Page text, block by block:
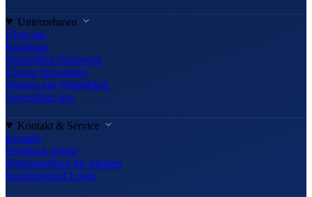
Unternehmen
Über uns
Roadmap
Wetterblick-Netzwerk
Unsere Sponsoren
Werben auf Wetterblick
Unterstütze uns
Kontakt & Service
Kontakt
Feedback geben
Wettergrafiken für Medien
Kundenportal Login